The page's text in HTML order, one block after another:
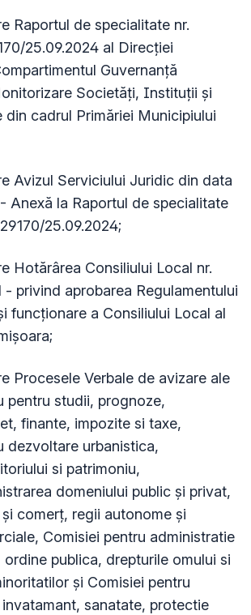
Raportul de specialitate nr.
25.09.2024 al Direcției
Guvernanță
Societăți, Instituții și
din cadrul Primăriei Municipiului
Avizul Serviciului Juridic din data
Anexă la Raportul de specialitate
25.09.2024;
Hotărârea Consiliului Local nr.
- privind aprobarea Regulamentului
funcționare a Consiliului Local al
Procesele Verbale de avizare ale
pentru studii, prognoze,
finante, impozite si taxe,
dezvoltare urbanistica,
si patrimoniu,
domeniului public și privat,
comerț, regii autonome și
Comisiei pentru administratie
publica, drepturile omului si
și Comisiei pentru
sanatate, protectie